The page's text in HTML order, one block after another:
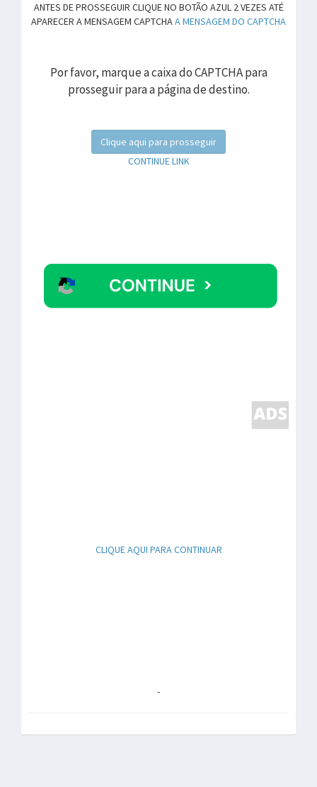
ANTES DE PROSSEGUIR CLIQUE NO BOTÃO AZUL 2 VEZES ATÉ
APARECER A MENSAGEM CAPTCHAA MENSAGEM DO CAPTCHA
Por favor, marque a caixa do CAPTCHA para
prosseguir para a página de destino.
Clique aqui para prosseguir
CONTINUE LINK
CLIQUE AQUI PARA CONTINUAR
-